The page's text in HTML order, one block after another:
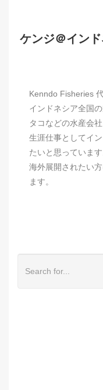
ケンジ＠イン
Kenndo Fisheries
インドネシア全国
タコなどの水産会
生涯仕事としてイ
たいと思っていま
海外展開されたい
ます。